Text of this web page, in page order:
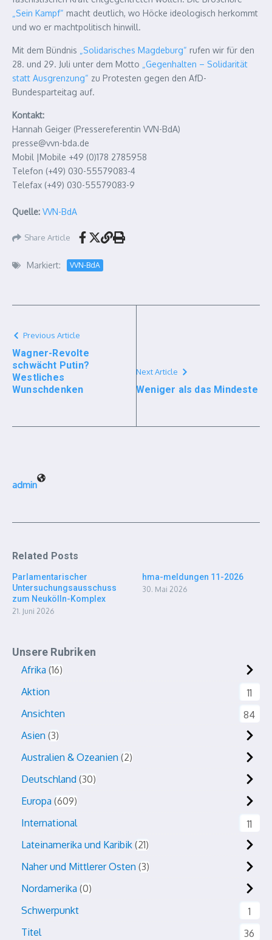
„Sein Kampf“ macht deutlich, wo Höcke ideologisch herkommt
und wo er machtpolitisch hinwill.
Mit dem Bündnis „Solidarisches Magdeburg“ rufen wir für den
28. und 29. Juli unter dem Motto
„Gegenhalten – Solidarität
statt Ausgrenzung“ zu Protesten gegen den AfD-
Bundesparteitag auf.
Kontakt:
Hannah Geiger (Pressereferentin VVN-BdA)
presse@vvn-bda.de
Mobil |Mobile +49 (0)178 2785958
Telefon (+49) 030-55579083-4
Telefax (+49) 030-55579083-9
Quelle: VVN-BdA
Share Article
Markiert: VVN-BdA
Previous Article
Wagner-Revolte
schwächt Putin?
Westliches
Wunschdenken
Next Article
Weniger als das Mindeste
admin
Related Posts
Parlamentarischer
Untersuchungsausschuss
zum Neukölln-Komplex
21. Juni 2026
hma-meldungen 11-2026
30. Mai 2026
Unsere Rubriken
Afrika 16
Aktion
11
Ansichten
84
Asien 3
Australien & Ozeanien 2
Deutschland 30
Europa 609
International
11
Lateinamerika und Karibik 21
Naher und Mittlerer Osten 3
Nordamerika 0
Schwerpunkt
1
Titel
36